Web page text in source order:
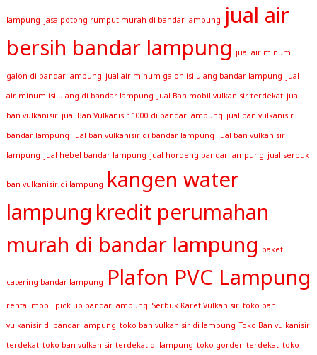
lampung jasa potong rumput murah di bandar lampung
jual air
bersih bandar lampung jual air minum
galon di bandar lampung jual air minum galon isi ulang bandar lampung jual
air minum isi ulang di bandar lampung Jual Ban mobil vulkanisir terdekat jual
ban vulkanisir jual Ban Vulkanisir 1000 di bandar lampung jual ban vulkanisir
bandar lampung jual ban vulkanisir di bandar lampung jual ban vulkanisir
lampung jual hebel bandar lampung jual hordeng bandar lampung jual serbuk
ban vulkanisir di lampung kangen water
lampung kredit perumahan
murah di bandar lampung paket
catering bandar lampung Plafon PVC Lampung
rental mobil pick up bandar lampung Serbuk Karet Vulkanisir toko ban
vulkanisir di bandar lampung toko ban vulkanisir di lampung Toko Ban vulkanisir
terdekat toko ban vulkanisir terdekat di lampung toko gorden terdekat toko